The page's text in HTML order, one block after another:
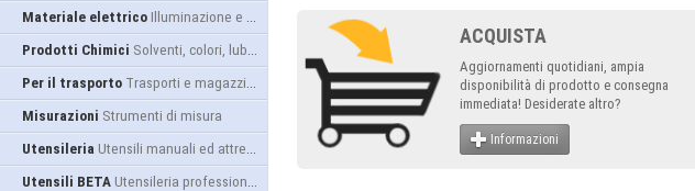
Materiale elettrico Illuminazione e alimentazione
Prodotti Chimici Solventi, colori, lubrificanti...
Per il trasporto Trasporti e magazzino
Misurazioni Strumenti di misura
Utensileria Utensili manuali ed attrezzature
Utensili BETA Utensileria professionale
ACQUISTA
Aggiornamenti quotidiani, ampia
disponibilità di prodotto e consegna
immediata! Desiderate altro?
Informazioni